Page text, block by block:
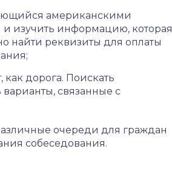
американскими
изучить информацию, которая
найти реквизиты для оплаты
как дорога. Поискать
связанные с
очереди для граждан
собеседования.